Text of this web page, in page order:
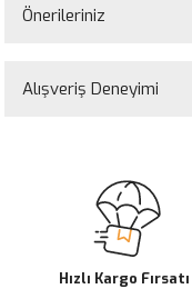
Önerileriniz
yetersiz gördüğünüz
Ürün resmi kalitesiz,
Ürün açıklamasında
Ürün bilgilerinde hatalar
Ürün fiyatı diğer
Alışveriş Deneyimi
Hızlı Kargo Fırsatı